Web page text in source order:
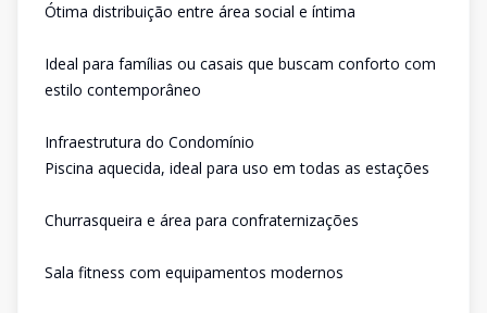
Ótima distribuição entre área social e íntima
Ideal para famílias ou casais que buscam conforto com
estilo contemporâneo
Infraestrutura do Condomínio
Piscina aquecida, ideal para uso em todas as estações
Churrasqueira e área para confraternizações
Sala fitness com equipamentos modernos